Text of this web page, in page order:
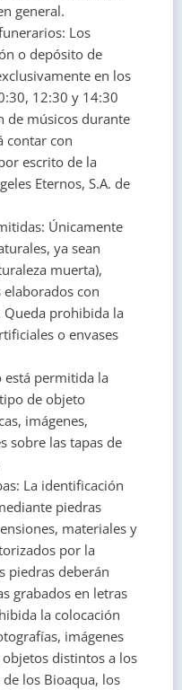
general.
Los
o depósito de
en los
12:30 y 14:30
de músicos durante
contar con
escrito de la
Eternos, S.A. de
Únicamente
ya sean
muerta),
con
Queda prohibida la
o envases
está permitida la
de objeto
imágenes,
sobre las tapas de
La identificación
piedras
materiales y
por la
piedras deberán
grabados en letras
la colocación
imágenes
distintos a los
los Bioaqua, los